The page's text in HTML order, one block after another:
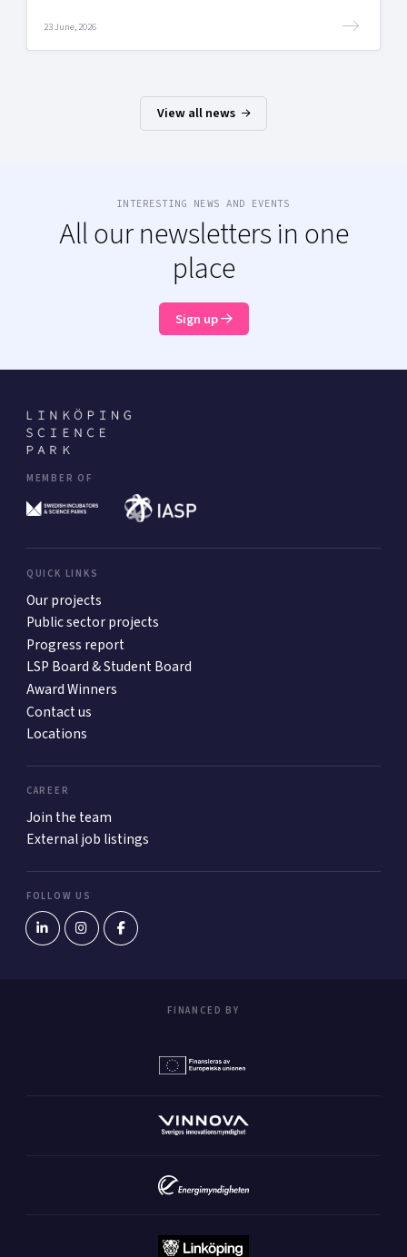
23 June, 2026
View all news
INTERESTING NEWS AND EVENTS
All our newsletters in one
place
Sign up
MEMBER OF
QUICK LINKS
Our projects
Public sector projects
Progress report
LSP Board & Student Board
Award Winners
Contact us
Locations
CAREER
Join the team
External job listings
FOLLOW US
FINANCED BY